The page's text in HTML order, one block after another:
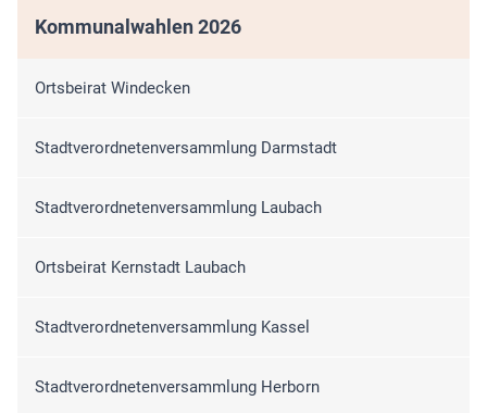
Kommunalwahlen 2026
Ortsbeirat Windecken
Stadtverordnetenversammlung Darmstadt
Stadtverordnetenversammlung Laubach
Ortsbeirat Kernstadt Laubach
Stadtverordnetenversammlung Kassel
Stadtverordnetenversammlung Herborn